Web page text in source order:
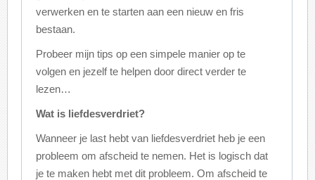
verwerken en te starten aan een nieuw en fris
bestaan.
Probeer mijn tips op een simpele manier op te
volgen en jezelf te helpen door direct verder te
lezen…
Wat is liefdesverdriet?
Wanneer je last hebt van liefdesverdriet heb je een
probleem om afscheid te nemen. Het is logisch dat
je te maken hebt met dit probleem. Om afscheid te